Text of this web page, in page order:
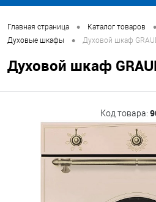
Главная страница • Каталог товаров •
Духовые шкафы • Духовой шкаф
Духовой шкаф
Код товара: